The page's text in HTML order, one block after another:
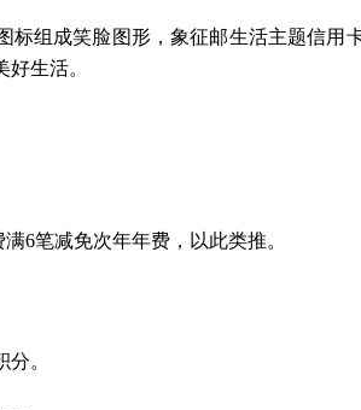
标组成笑脸图形，象征邮生活主题信用
生活。
6笔减免次年年费，以此类推。
。